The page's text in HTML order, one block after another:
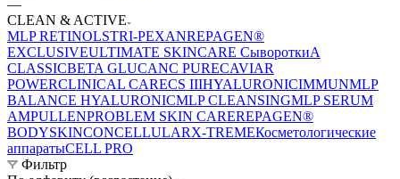
—
CLEAN & ACTIVE
MLP RETINOLSTRI-PEXANREPAGEN®
EXCLUSIVEULTIMATE SKINCARE СывороткиA
CLASSICBETA GLUCANC PURECAVIAR
POWERCLINICAL CARECS IIIHYALURONICIMMUNMLP
BALANCE HYALURONICMLP CLEANSINGMLP SERUM
AMPULLENPROBLEM SKIN CAREREPAGEN®
BODYSKINCONCELLULARX-TREMEКосметологические
аппаратыCELL PRO
Фильтр